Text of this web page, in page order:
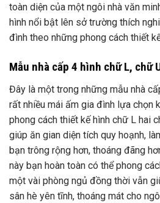
toàn diện của một ngôi nhà văn
hình nổi bật lên sở trường thích
đình theo những phong cách thiết
Mẫu nhà cấp 4 hình chữ L, chữ
Đây là một trong những mẫu nhà
rất nhiều mái ấm gia đình lựa chọn
phong cách thiết kế hình chữ L hai
giúp ăn gian diện tích quy hoạnh,
bạn trông rộng hơn, thoáng đãng
này bạn hoàn toàn có thể phong
một vài phòng ngủ đồng thời vẫn
sân hè yên tĩnh, thoáng mát cho